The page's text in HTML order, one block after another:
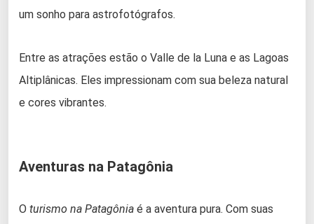
um sonho para astrofotógrafos.
Entre as atrações estão o Valle de la Luna e as Lagoas
Altiplânicas. Eles impressionam com sua beleza natural
e cores vibrantes.
Aventuras na Patagônia
O turismo na Patagônia é a aventura pura. Com suas